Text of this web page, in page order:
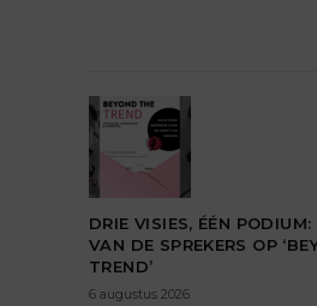
DRIE VISIES, ÉÉN
VAN DE SPREKERS OP
TREND’
6 augustus 2026